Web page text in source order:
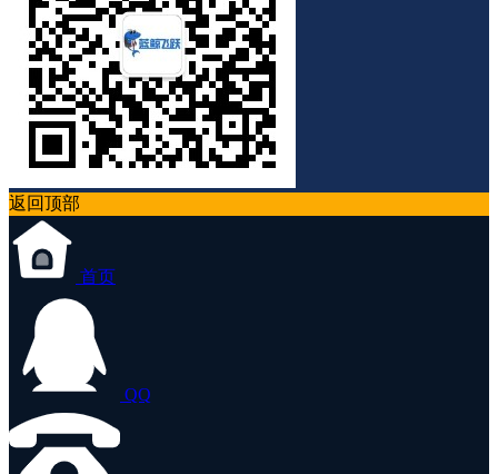
返回顶部
首页
QQ